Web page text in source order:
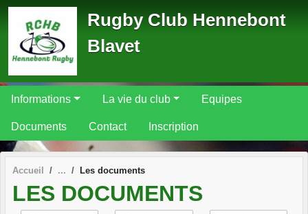
Rugby Club Hennebont
Blavet
Informations La vie du club Equipes
Documents Contact Inscription
Accueil Les documents
LES DOCUMENTS
Panneau de gestion des cookies